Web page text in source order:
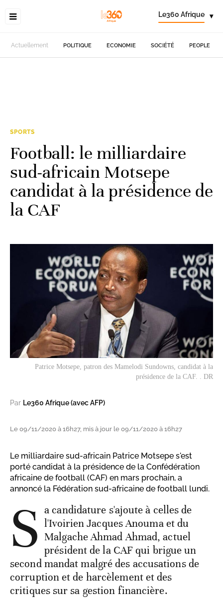
Le360 Afrique ▾
Actuellement POLITIQUE ECONOMIE SOCIÉTÉ PEOPLE
SPORTS
Football: le milliardaire
sud-africain Motsepe
candidat à la présidence de
la CAF
Patrice Motsepe, patron des Mamelodi Sundowns, candidat à la
présidence de la CAF. . DR
Par Le360 Afrique (avec AFP)
Le 09/11/2020 à 16h27, mis à jour le 09/11/2020 à 16h27
Le milliardaire sud-africain Patrice Motsepe s'est
porté candidat à la présidence de la Confédération
africaine de football (CAF) en mars prochain, a
annoncé la Fédération sud-africaine de football lundi.
S a candidature s'ajoute à celles de
l'Ivoirien Jacques Anouma et du
Malgache Ahmad Ahmad, actuel
président de la CAF qui brigue un
second mandat malgré des accusations de
corruption et de harcèlement et des
critiques sur sa gestion financière.